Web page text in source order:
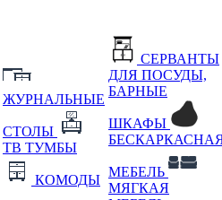
ЖУРНАЛЬНЫЕ
СТОЛЫ
ТВ ТУМБЫ
КОМОДЫ
СЕРВАНТЫ
ДЛЯ ПОСУДЫ,
БАРНЫЕ
ШКАФЫ
МЕБЕЛЬ
МЯГКАЯ